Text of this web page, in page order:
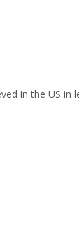
in the US